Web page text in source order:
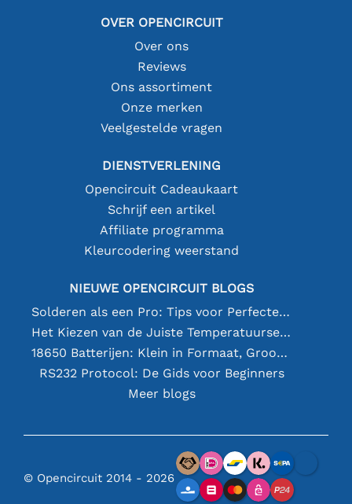
OVER OPENCIRCUIT
Over ons
Reviews
Ons assortiment
Onze merken
Veelgestelde vragen
DIENSTVERLENING
Opencircuit Cadeaukaart
Schrijf een artikel
Affiliate programma
Kleurcodering weerstand
NIEUWE OPENCIRCUIT BLOGS
Solderen als een Pro: Tips voor Perfecte Elektronische Verbindingen
Het Kiezen van de Juiste Temperatuursensor [youtube]
18650 Batterijen: Klein in Formaat, Groot in Prestatie
RS232 Protocol: De Gids voor Beginners
Meer blogs
© Opencircuit 2014 - 2026